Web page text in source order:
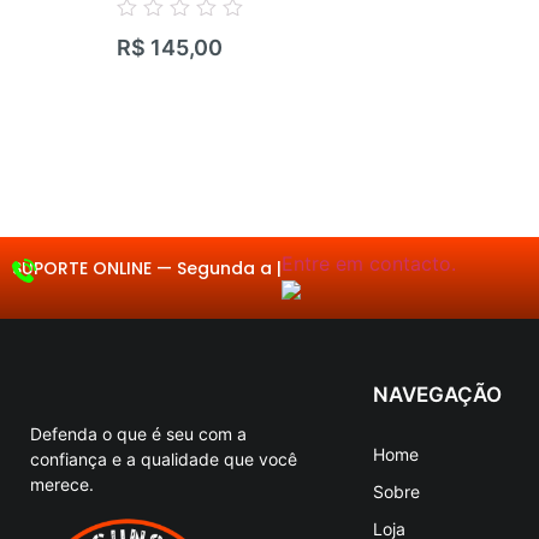
Avaliação
0
R$ 145,00
SUPORTE ONLINE — Segunda Entre em contacto.
Defenda o que é seu com a
confiança e a qualidade que você
merece.
NAVEGAÇÃO
Home
Sobre
Loja